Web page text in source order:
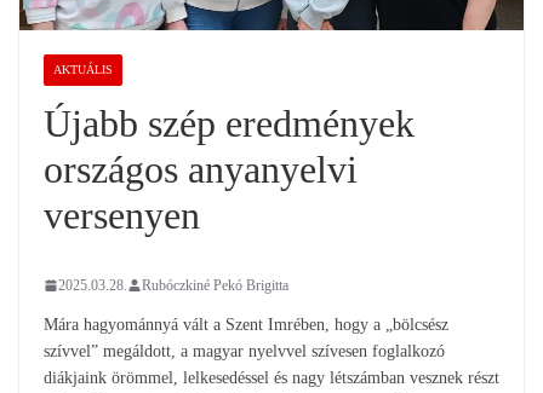
AKTUÁLIS
Újabb szép eredmények
országos anyanyelvi
versenyen
2025.03.28. Rubóczkiné Pekó Brigitta
Mára hagyománnyá vált a Szent Imrében, hogy a „bölcsész
szívvel” megáldott, a magyar nyelvvel szívesen foglalkozó
diákjaink örömmel, lelkesedéssel és nagy létszámban vesznek részt